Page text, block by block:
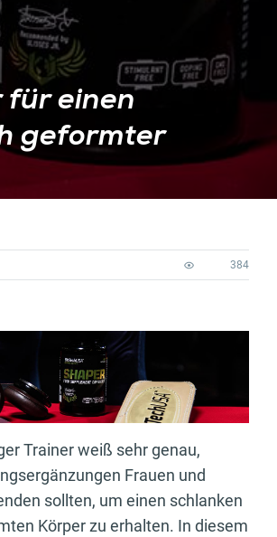
für einen
geformter
384
Trainer weiß sehr genau,
Frauen und
sollten, um einen schlanken
Körper zu erhalten. In diesem